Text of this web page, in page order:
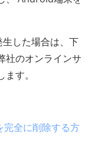
した場合は、下
社のオンラインサ
す。
全に削除する方